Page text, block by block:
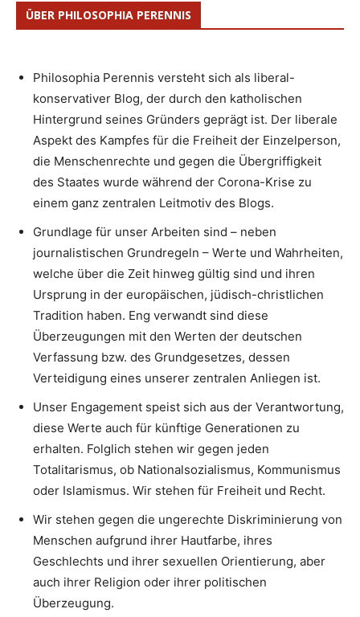
ÜBER PHILOSOPHIA PERENNIS
Philosophia Perennis versteht sich als liberal-
konservativer Blog, der durch den katholischen
Hintergrund seines Gründers geprägt ist. Der liberale
Aspekt des Kampfes für die Freiheit der Einzelperson,
die Menschenrechte und gegen die Übergriffigkeit
des Staates wurde während der Corona-Krise zu
einem ganz zentralen Leitmotiv des Blogs.
Grundlage für unser Arbeiten sind – neben
journalistischen Grundregeln – Werte und Wahrheiten,
welche über die Zeit hinweg gültig sind und ihren
Ursprung in der europäischen, jüdisch-christlichen
Tradition haben. Eng verwandt sind diese
Überzeugungen mit den Werten der deutschen
Verfassung bzw. des Grundgesetzes, dessen
Verteidigung eines unserer zentralen Anliegen ist.
Unser Engagement speist sich aus der Verantwortung,
diese Werte auch für künftige Generationen zu
erhalten. Folglich stehen wir gegen jeden
Totalitarismus, ob Nationalsozialismus, Kommunismus
oder Islamismus. Wir stehen für Freiheit und Recht.
Wir stehen gegen die ungerechte Diskriminierung von
Menschen aufgrund ihrer Hautfarbe, ihres
Geschlechts und ihrer sexuellen Orientierung, aber
auch ihrer Religion oder ihrer politischen
Überzeugung.